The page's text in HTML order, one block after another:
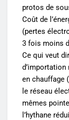
protos de
Coût de
(pertes
3 fois moins
Ce qui veut
en chauffage
le réseau
mêmes
l’hythane